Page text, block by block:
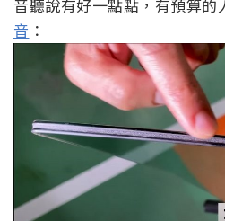
音聽說有好一點點，有預算的
音 ：